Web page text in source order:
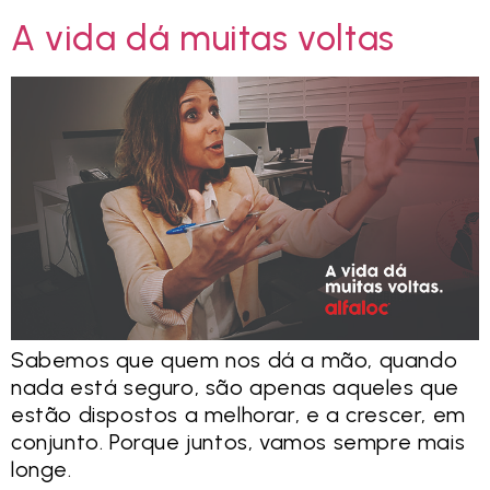
A vida dá muitas voltas
Sabemos que quem nos dá a mão, quando
nada está seguro, são apenas aqueles que
estão dispostos a melhorar, e a crescer, em
conjunto. Porque juntos, vamos sempre mais
longe.